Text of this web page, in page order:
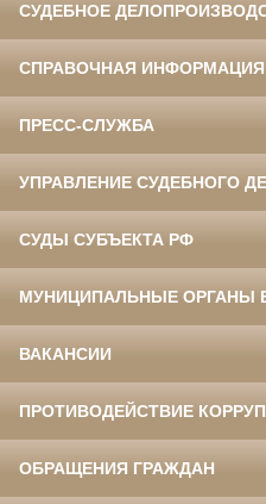
СУДЕБНОЕ
СПРАВОЧНАЯ ИНФОРМАЦИЯ
ПРЕСС-СЛУЖБА
УПРАВЛЕНИЕ СУДЕБНОГО
СУДЫ СУБЪЕКТА РФ
МУНИЦИПАЛЬНЫЕ ОРГАНЫ
ВАКАНСИИ
ПРОТИВОДЕЙСТВИЕ
ОБРАЩЕНИЯ ГРАЖДАН